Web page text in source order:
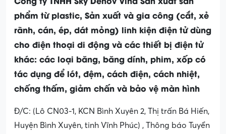
phẩm từ plastic, Sản xuất và gia công (cắt, xẻ
rãnh, cán, ép, dát mỏng) linh kiện điện tử dùng
cho điện thoại di động và các thiết bị điện tử
khác: các loại băng, băng dính, phim, xốp có
tác dụng để lót, đệm, cách điện, cách nhiệt,
chống thấm, giảm chấn và bảo vệ màn hình
Đ/C: (Lô CN03-1, KCN Bình Xuyên 2, Thị trấn Bá Hiến,
Huyện Bình Xuyên, tinh Vĩnh Phúc) , Thông báo Tuyển